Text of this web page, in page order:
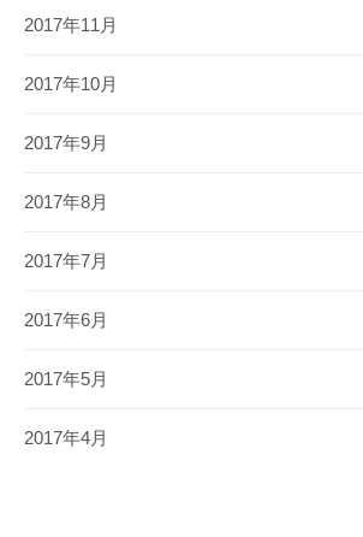
2017年11月
2017年10月
2017年9月
2017年8月
2017年7月
2017年6月
2017年5月
2017年4月